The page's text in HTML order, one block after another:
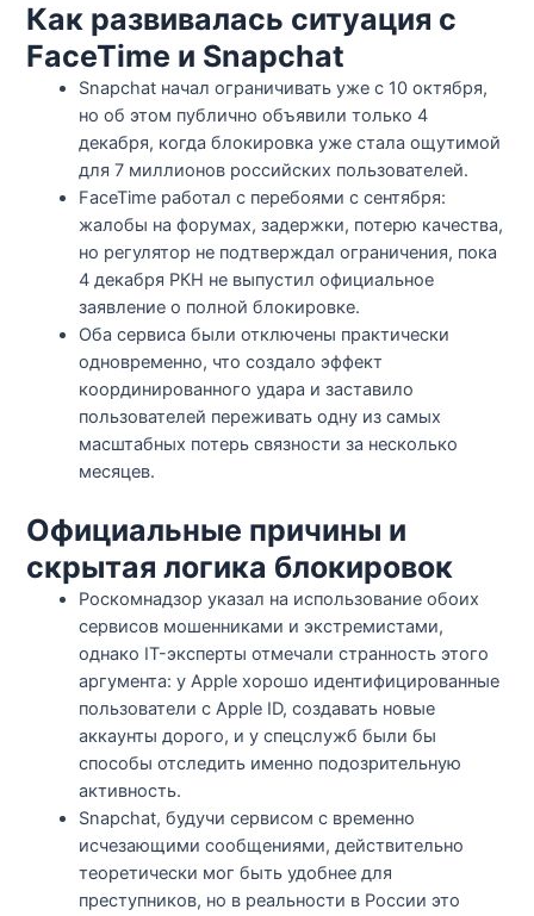
Как развивалась ситуация с
FaceTime и Snapchat
Snapchat начал ограничивать уже с 10 октября,
но об этом публично объявили только 4
декабря, когда блокировка уже стала ощутимой
для 7 миллионов российских пользователей.​
FaceTime работал с перебоями с сентября:
жалобы на форумах, задержки, потерю качества,
но регулятор не подтверждал ограничения, пока
4 декабря РКН не выпустил официальное
заявление о полной блокировке.​
Оба сервиса были отключены практически
одновременно, что создало эффект
координированного удара и заставило
пользователей переживать одну из самых
масштабных потерь связности за несколько
месяцев.​
Официальные причины и
скрытая логика блокировок
Роскомнадзор указал на использование обоих
сервисов мошенниками и экстремистами,
однако IT-эксперты отмечали странность этого
аргумента: у Apple хорошо идентифицированные
пользователи с Apple ID, создавать новые
аккаунты дорого, и у спецслужб были бы
способы отследить именно подозрительную
активность.​
Snapchat, будучи сервисом с временно
исчезающими сообщениями, действительно
теоретически мог быть удобнее для
преступников, но в реальности в России это